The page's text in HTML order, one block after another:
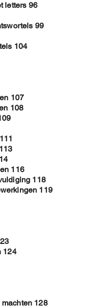
letters 96
99
104
107
108
116
118
119
124
128